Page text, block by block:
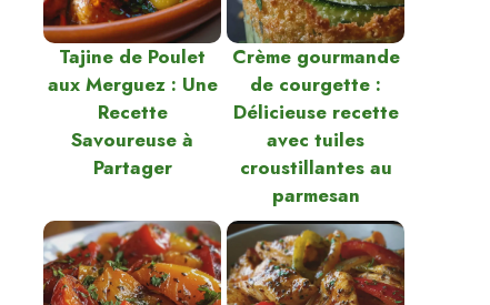
Tajine de Poulet
aux Merguez : Une
Recette
Savoureuse à
Partager
Crème gourmande
de courgette :
Délicieuse recette
avec tuiles
croustillantes au
parmesan